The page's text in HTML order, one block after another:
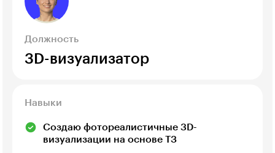
Должность
3D-визуализатор
Навыки
Создаю фотореалистичные 3D-
визуализации на основе ТЗ